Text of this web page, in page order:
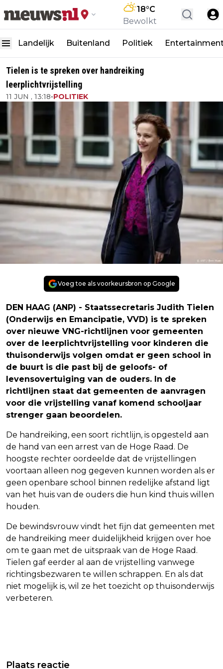
18°C
Bewolkt
Landelijk Buitenland Politiek
Tielen is te spreken over handreiking
leerplichtvrijstelling
11 JUN , 13:18•POLITIEK
Voeg toe als voorkeursbron op Google
DEN HAAG (ANP) - Staatssecretaris Judith Tielen
(Onderwijs en Emancipatie, VVD) is te spreken
over nieuwe VNG-richtlijnen voor gemeenten
over de leerplichtvrijstelling voor kinderen die
thuisonderwijs volgen omdat er geen school in
de buurt is die past bij de geloofs- of
levensovertuiging van de ouders. In de
richtlijnen staat dat gemeenten de aanvragen
voor die vrijstelling vanaf komend schooljaar
strenger gaan beoordelen.
De handreiking, een soort richtlijn, is opgesteld aan
de hand van een arrest van de Hoge Raad. De
hoogste rechter oordeelde dat de vrijstellingen
voortaan alleen nog gegeven kunnen worden als er
geen openbare school binnen redelijke afstand ligt
van het huis van de ouders die hun kind thuis willen
houden.
De bewindsvrouw vindt het fijn dat gemeenten met
de handreiking meer duidelijkheid krijgen over hoe
om te gaan met de uitspraak van de Hoge Raad.
Tielen gaf eerder al aan de vrijstelling vanwege
richtingsbezwaren te willen schrappen. En als dat
niet mogelijk is, wil ze het toezicht op thuisonderwijs
verbeteren.
TIELEN IS TE SPREKEN OVER
Plaats reactie